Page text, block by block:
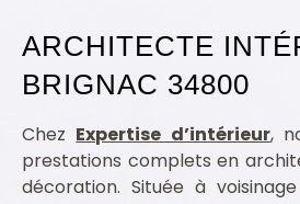
ARCHITECTE
BRIGNAC 34800
Chez Expertise d’intérieur,
prestations complets en
décoration. Située à